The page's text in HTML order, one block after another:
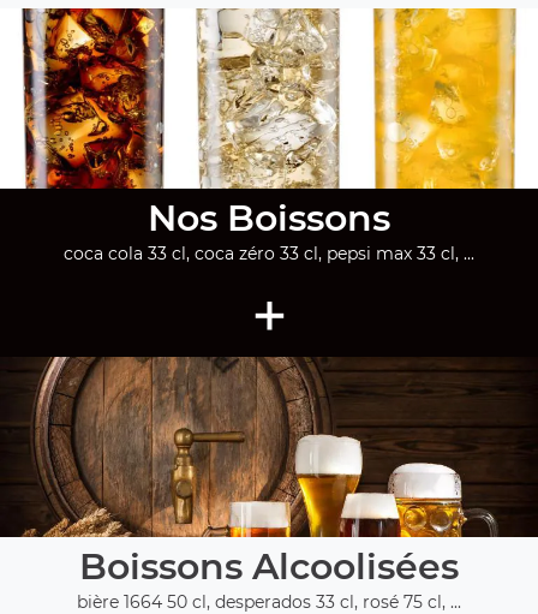
Nos Boissons
coca cola 33 cl, coca zéro 33 cl, pepsi max 33 cl, ...
+
Boissons Alcoolisées
bière 1664 50 cl, desperados 33 cl, rosé 75 cl, ...